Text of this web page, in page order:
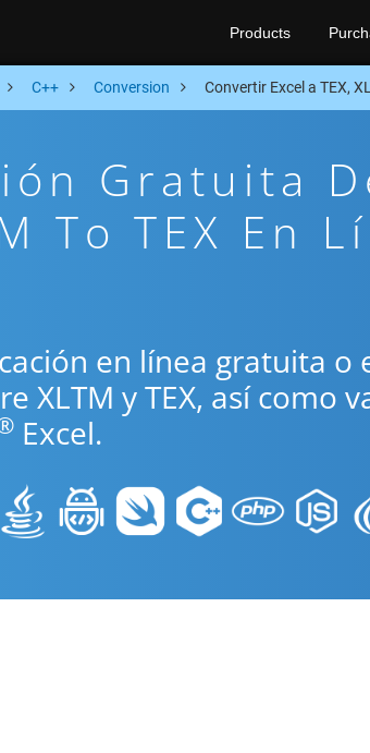
Products
C++ Conversion Convertir Excel a TEX,
Gratuita
To TEX En
en línea gratuita o
XLTM y TEX, así como
Excel.